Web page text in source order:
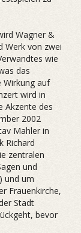
Wagner &
Werk von zwei
wie
das
Wirkung auf
wird in
Akzente des
2002
Mahler in
Richard
zentralen
und
und um
Frauenkirche,
Stadt
bevor